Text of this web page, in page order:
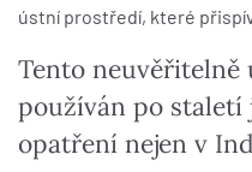
ústní prostředí, které
Tento
používán po
opatření nejen v